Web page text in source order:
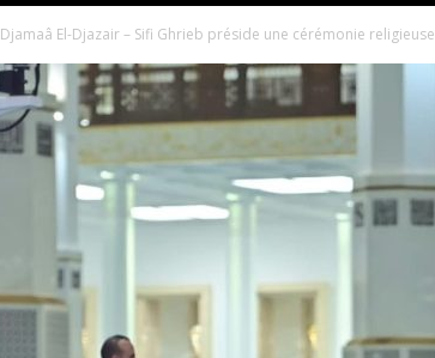
Djamaâ El-Djazair – Sifi Ghrieb préside une cérémonie religieuse